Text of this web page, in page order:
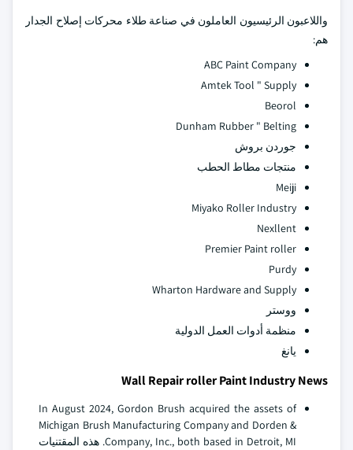
واللاعبون الرئيسيون العاملون في صناعة طلاء محركات إصلاح الجدار
هم:
ABC Paint Company
Amtek Tool " Supply
Beorol
Dunham Rubber " Belting
جوردن بروش
منتجات مطاط الحطب
Meiji
Miyako Roller Industry
Nexllent
Premier Paint roller
Purdy
Wharton Hardware and Supply
ووستر
منظمة أدوات العمل الدولية
يانغ
Wall Repair roller Paint Industry News
In August 2024, Gordon Brush acquired the assets of
Michigan Brush Manufacturing Company and Dorden &
Company, Inc., both based in Detroit, MI. هذه المقتنيات